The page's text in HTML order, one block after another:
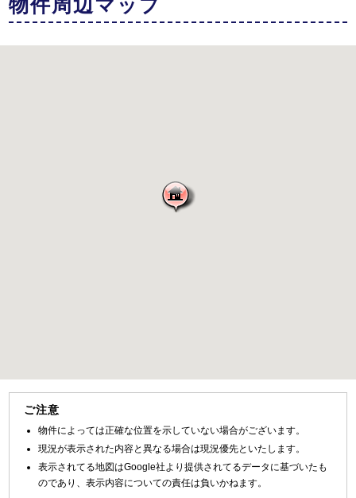
物件周辺マップ
ご注意
物件によっては正確な位置を示していない場合がございます。
現況が表示された内容と異なる場合は現況優先といたします。
表示されてる地図はGoogle社より提供されてるデータに基づいたも
のであり、表示内容についての責任は負いかねます。